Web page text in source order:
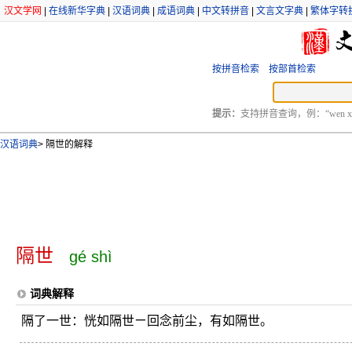
汉文学网 在线新华字典 汉语词典 成语词典 中文转拼音 文言文字典 繁体字转
按拼音检索 按部首检索
提示： 支持拼音查询，例：“wen
汉语词典> 隔世的解释
隔世 gé shì
词典解释
隔了一世：恍如隔世ㄧ回念前尘，有如隔世。